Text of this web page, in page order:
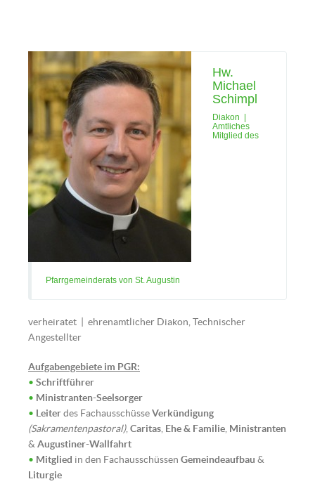
Eva-Maria Leiner (Bild: © Tobias
Hw.
Michael
Schimpl
Diakon |
Amtliches
Mitglied des
Pfarrgemeinderats von St. Augustin
verheiratet | ehrenamtlicher Diakon, Technischer
Angestellter
Aufgabengebiete im PGR:
• Schriftführer
• Ministranten-Seelsorger
• Leiterdes FachausschüsseVerkündigung
(Sakramentenpastoral), Caritas Ehe & Familie Ministranten
& Augustiner-Wallfahrt
• Mitglied in den Fachausschüssen Gemeindeaufbau &
Liturgie